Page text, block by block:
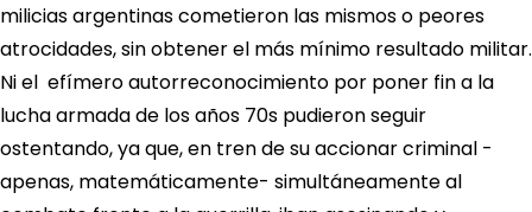
milicias argentinas cometieron las mismos o peores
atrocidades, sin obtener el más mínimo resultado militar.
Ni el efímero autorreconocimiento por poner fin a la
lucha armada de los años 70s pudieron seguir
ostentando, ya que, en tren de su accionar criminal -
apenas, matemáticamente- simultáneamente al